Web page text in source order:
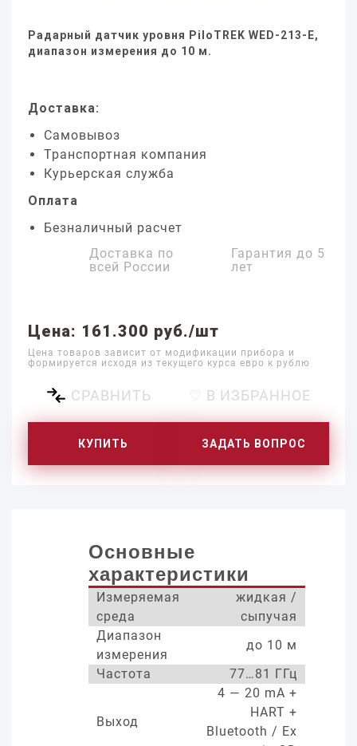
Радарный датчик уровня PiloTREK WED-213-E,
диапазон измерения до 10 м.
Доставка:
Самовывоз
Транспортная компания
Курьерская служба
Оплата
Безналичный расчет
Доставка по
всей России
Гарантия до 5
лет
Цена: 161.300 руб./шт
Цена товаров зависит от модификации прибора и
формируется исходя из текущего курса евро к рублю
СРАВНИТЬ ♡ В ИЗБРАННОЕ
КУПИТЬ ЗАДАТЬ ВОПРОС
Основные
характеристики
Измеряемая
среда
жидкая /
сыпучая
Диапазон
измерения
до 10 м
Частота
77…81 ГГц
Выход
4 — 20 mA +
HART +
Bluetooth / Ex